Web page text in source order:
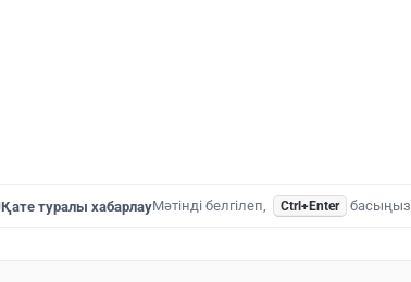
Қате туралы хабарлауМәтінді белгілеп, Ctrl+Enter басыңыз